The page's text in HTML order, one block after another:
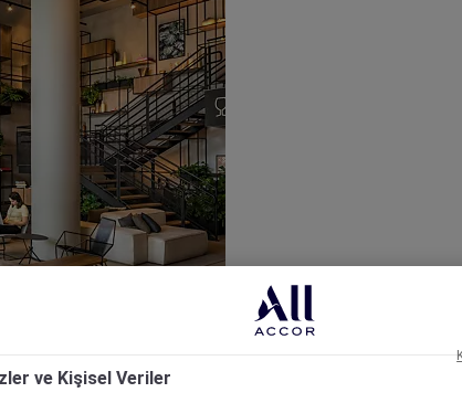
ve Kişisel Veriler